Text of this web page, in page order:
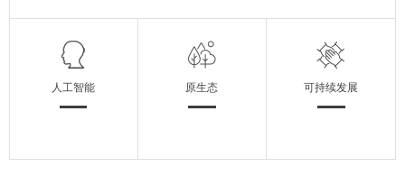
人工智能 原生态 可持续发展